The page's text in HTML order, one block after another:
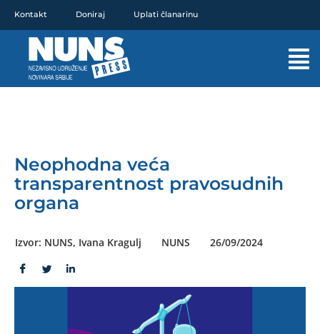
sadržaj
Kontakt Doniraj Uplati članarinu
Neophodna veća
transparentnost pravosudnih
organa
Izvor: NUNS, Ivana Kragulj NUNS 26/09/2024